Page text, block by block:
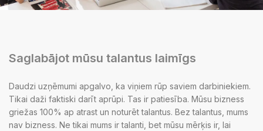
Saglabājot mūsu talantus laimīgs
Daudzi uzņēmumi apgalvo, ka viņiem rūp saviem darbiniekiem.
Tikai daži faktiski darīt aprūpi. Tas ir patiesība. Mūsu bizness
griežas 100% ap atrast un noturēt talantus. Bez talantus, mums
nav bizness. Ne tikai mums ir talanti, bet mūsu mērķis ir, lai